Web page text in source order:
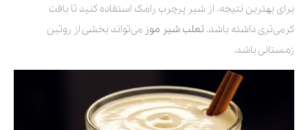
برای بهترین نتیجه، از شیر پرچرب رامک استفاده کنید تا بافت
کرمی‌تری داشته باشد. ثعلب شیر موز می‌تواند بخشی از روتین
زمستانی باشد.